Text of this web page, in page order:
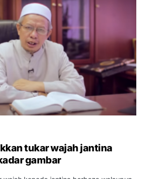
tukar wajah jantina
gambar